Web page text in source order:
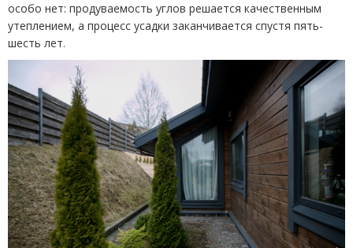
особо нет: продуваемость углов решается качественным
утеплением, а процесс усадки заканчивается спустя пять-
шесть лет.